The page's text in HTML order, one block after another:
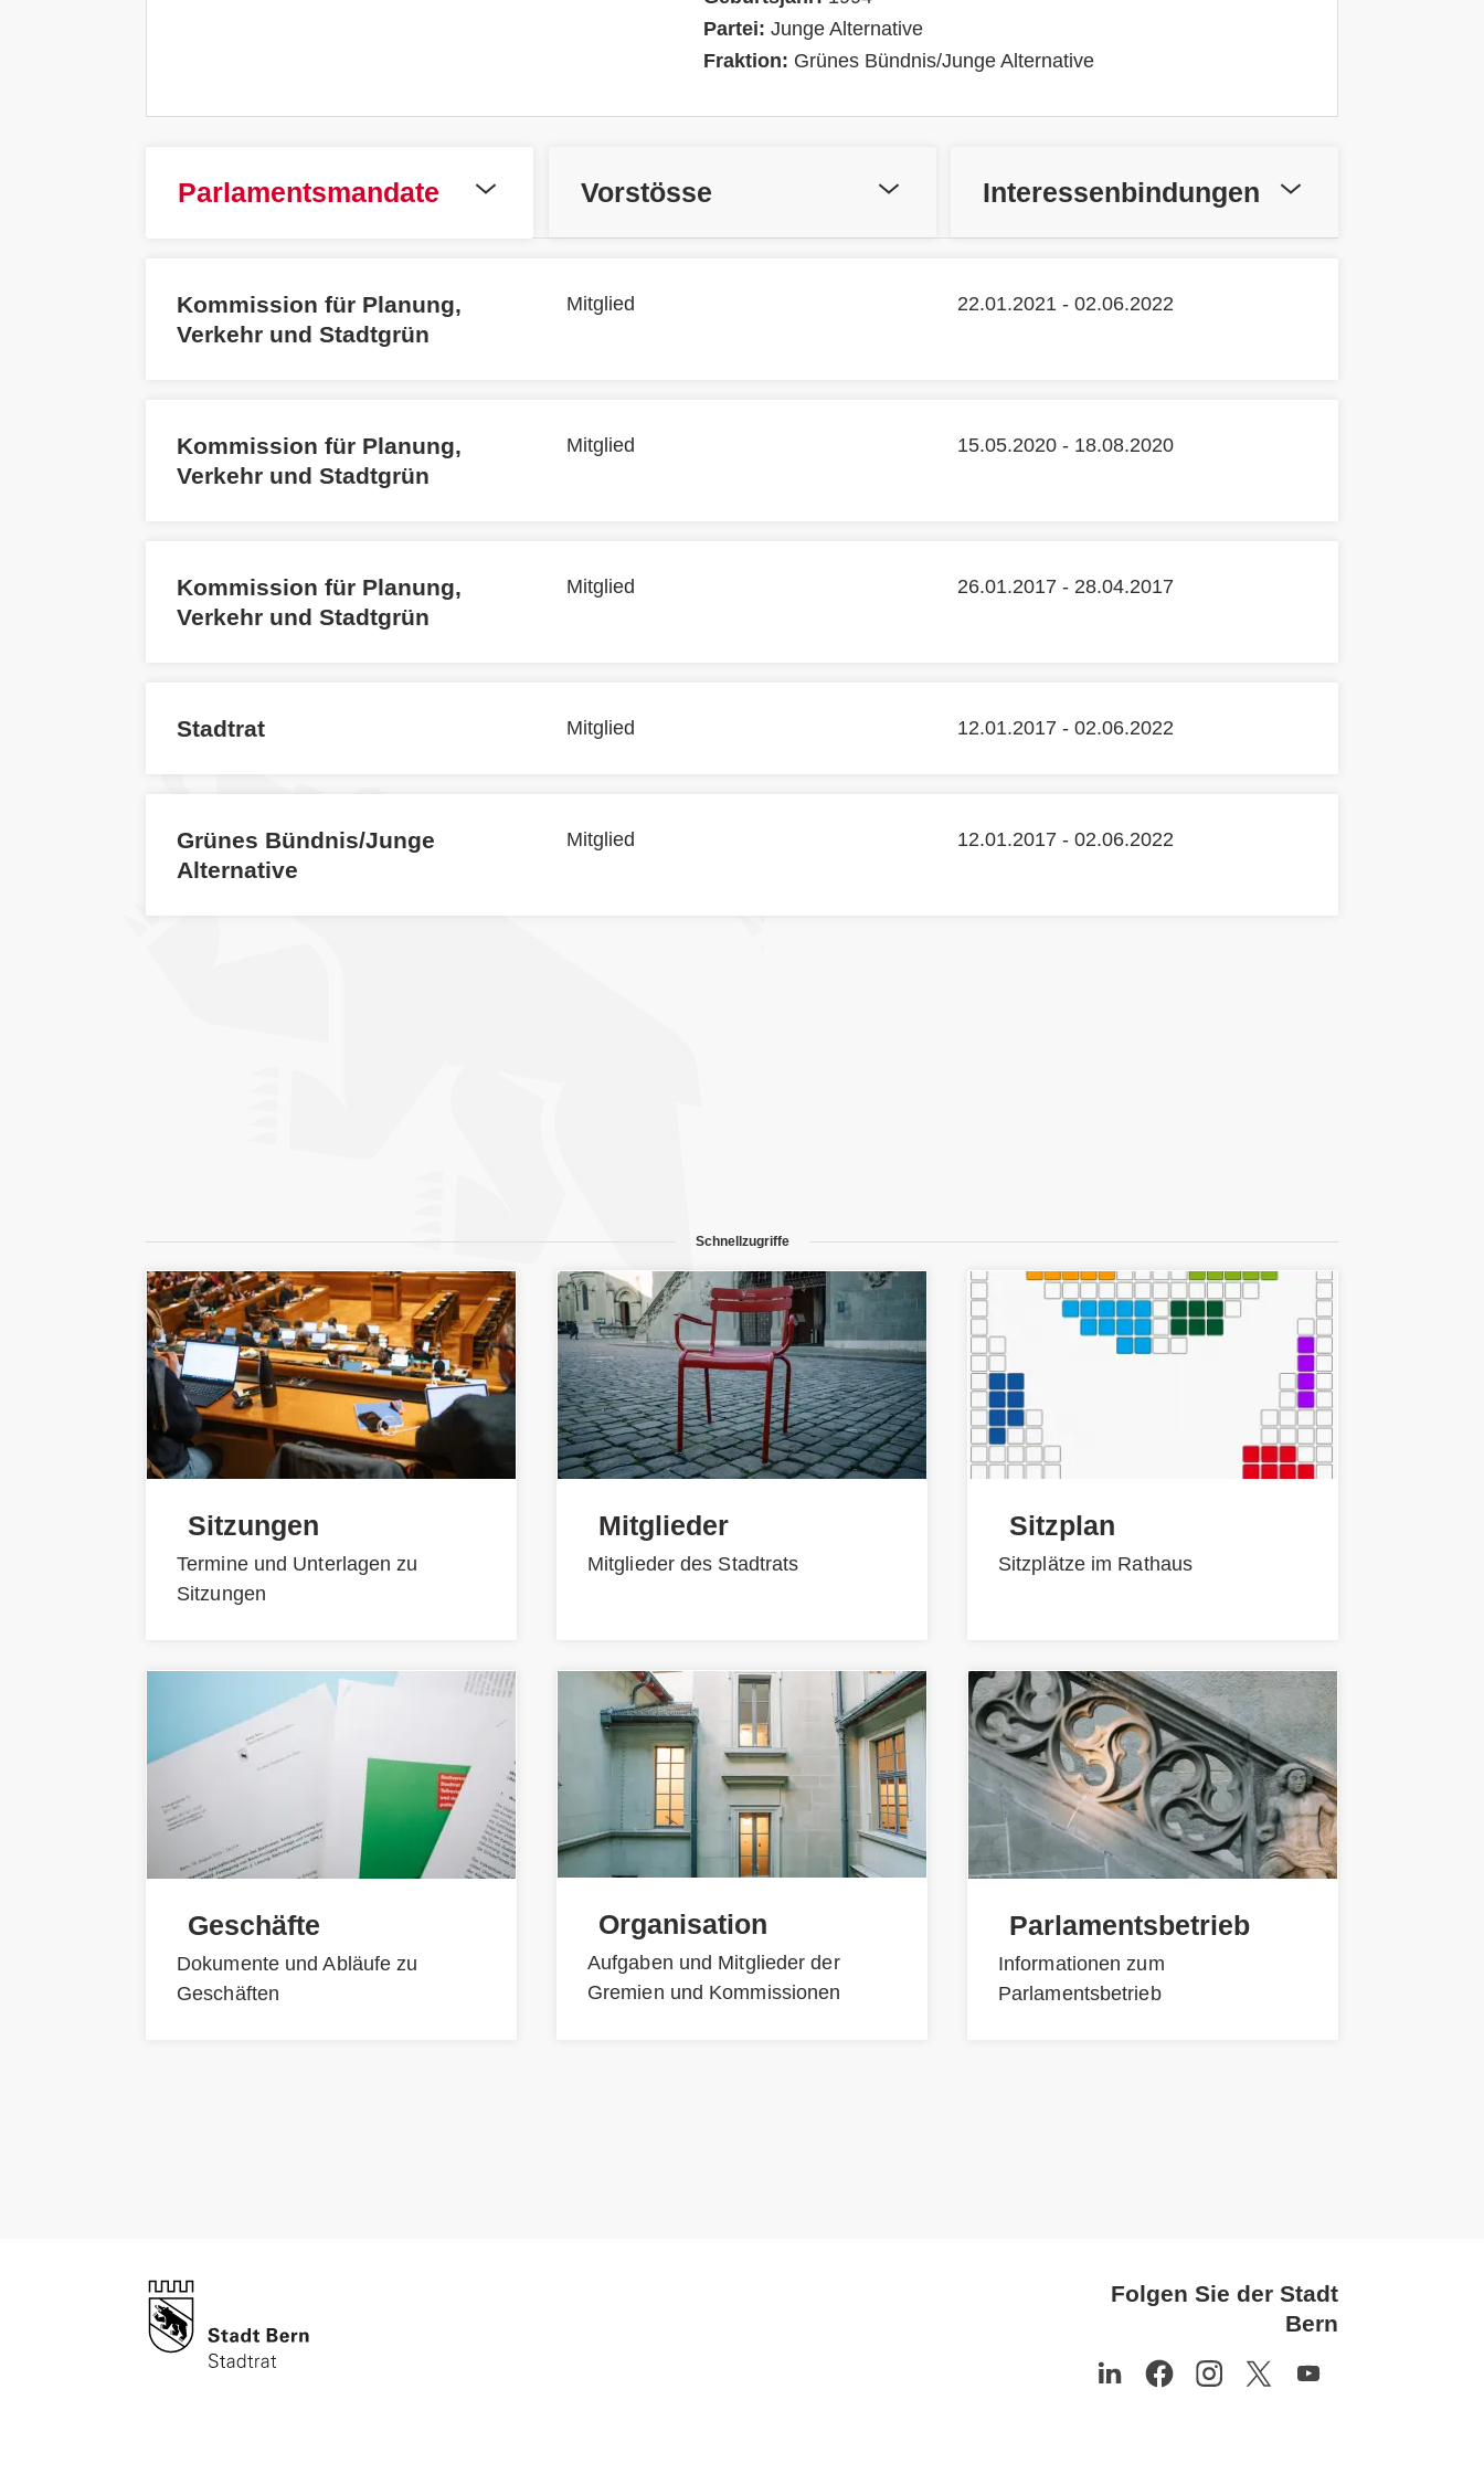
Partei: Junge Alternative
Fraktion: Grünes Bündnis/Junge Alternative
Parlamentsmandate Vorstösse Interessenbindungen
Kommission für Planung,
Verkehr und Stadtgrün
Mitglied 22.01.2021 - 02.06.2022
Kommission für Planung,
Verkehr und Stadtgrün
Mitglied 15.05.2020 - 18.08.2020
Kommission für Planung,
Verkehr und Stadtgrün
Mitglied 26.01.2017 - 28.04.2017
Stadtrat Mitglied 12.01.2017 - 02.06.2022
Grünes Bündnis/Junge
Alternative
Mitglied 12.01.2017 - 02.06.2022
Schnellzugriffe
Sitzungen
Termine und Unterlagen zu
Sitzungen
Geschäfte
Dokumente und Abläufe zu
Geschäften
Mitglieder
Mitglieder des Stadtrats
Organisation
Aufgaben und Mitglieder der
Gremien und Kommissionen
Sitzplan
Sitzplätze im Rathaus
Parlamentsbetrieb
Informationen zum
Parlamentsbetrieb
Folgen Sie der Stadt
Bern